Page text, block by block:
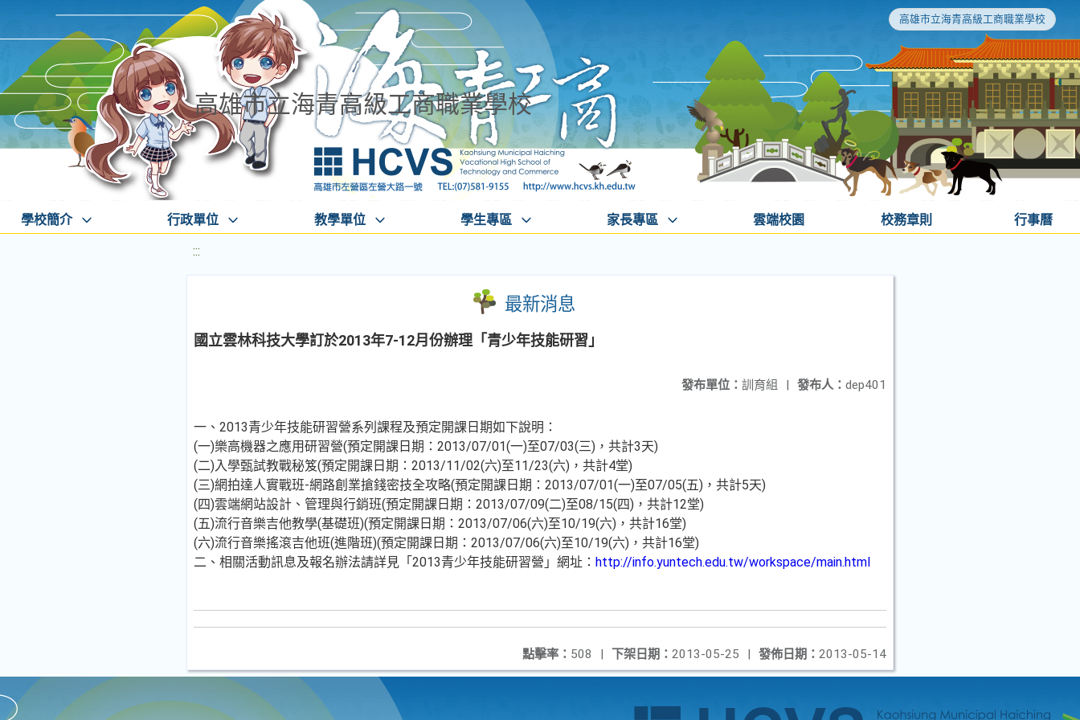
高雄市立海青高級工商職業學校
高雄市立海青高級工商職業學校
學校簡介 行政單位 教學單位 學生專區 家長專區 雲端校園 校務章則 行事曆
:::
最新消息
國立雲林科技大學訂於2013年7-12月份辦理「青少年技能研習」
發布人： dep401
發布單位： 訓育組 |
一、2013青少年技能研習營系列課程及預定開課日期如下說明：
(一)樂高機器之應用研習營(預定開課日期：2013/07/01(一)至07/03(三)，共計3天)
(二)入學甄試教戰秘笈(預定開課日期：2013/11/02(六)至11/23(六)，共計4堂)
(三)網拍達人實戰班-網路創業搶錢密技全攻略(預定開課日期：2013/07/01(一)至07/05(五)，共計5天)
(四)雲端網站設計、管理與行銷班(預定開課日期：2013/07/09(二)至08/15(四)，共計12堂)
(五)流行音樂吉他教學(基礎班)(預定開課日期：2013/07/06(六)至10/19(六)，共計16堂)
(六)流行音樂搖滾吉他班(進階班)(預定開課日期：2013/07/06(六)至10/19(六)，共計16堂)
二、相關活動訊息及報名辦法請詳見「2013青少年技能研習營」網址： http://info.yuntech.edu.tw/workspace/main.html
發佈日期： 2013-05-14
下架日期： 2013-05-25 |
點擊率： 508 |